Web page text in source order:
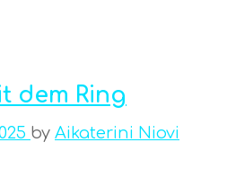
dem Ring
by Aikaterini Niovi